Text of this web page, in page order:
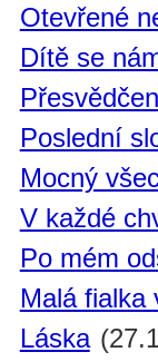
Otevřené
Dítě se
Poslední
Mocný
V každé
Po mém
Malá fialka
Láska